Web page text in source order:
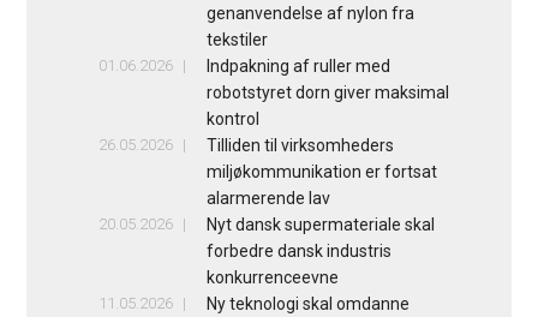
genanvendelse af nylon fra
tekstiler
01.06.2026
Indpakning af ruller med
robotstyret dorn giver maksimal
kontrol
26.05.2026
Tilliden til virksomheders
miljøkommunikation er fortsat
alarmerende lav
20.05.2026
Nyt dansk supermateriale skal
forbedre dansk industris
konkurrenceevne
11.05.2026
Ny teknologi skal omdanne